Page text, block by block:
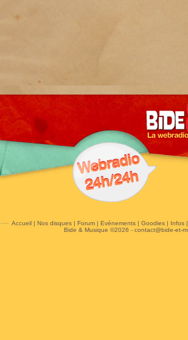
Accueil| Nos disques| Forum| Evénements| Goodies| Infos
Bide & Musique ©2026 - contact@bide-et-